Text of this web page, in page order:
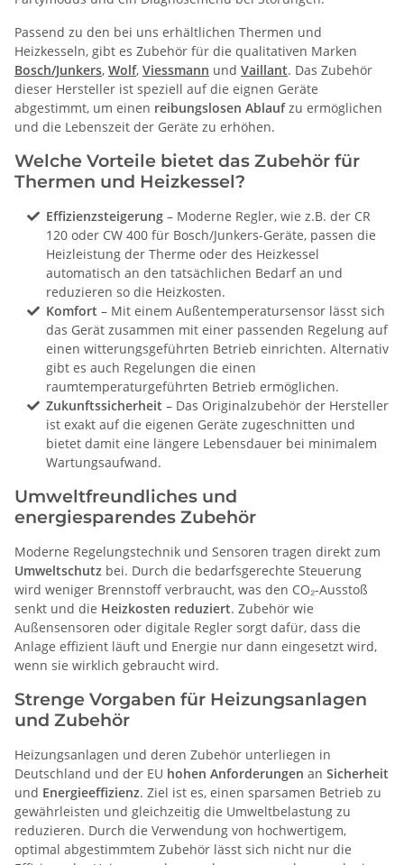
Passend zu den bei uns erhältlichen Thermen und
Heizkesseln, gibt es Zubehör für die qualitativen Marken
Bosch/Junkers, Wolf, Viessmann und Vaillant. Das Zubehör
dieser Hersteller ist speziell auf die eignen Geräte
abgestimmt, um einen reibungslosen Ablaufzu ermöglichen
und die Lebenszeit der Geräte zu erhöhen.
Welche Vorteile bietet das Zubehör für
Thermen und Heizkessel?
Effizienzsteigerung – Moderne Regler, wie z.B. der CR
120 oder CW 400 für Bosch/Junkers-Geräte, passen die
Heizleistung der Therme oder des Heizkessel
automatisch an den tatsächlichen Bedarf an und
reduzieren so die Heizkosten.
Komfort – Mit einem Außentemperatursensor lässt sich
das Gerät zusammen mit einer passenden Regelung auf
einen witterungsgeführten Betrieb einrichten. Alternativ
gibt es auch Regelungen die einen
raumtemperaturgeführten Betrieb ermöglichen.
Zukunftssicherheit – Das Originalzubehör der Hersteller
ist exakt auf die eigenen Geräte zugeschnitten und
bietet damit eine längere Lebensdauer bei minimalem
Wartungsaufwand.
Umweltfreundliches und
energiesparendes Zubehör
Moderne Regelungstechnik und Sensoren tragen direkt zum
Umweltschutz bei. Durch die bedarfsgerechte Steuerung
wird weniger Brennstoff verbraucht, was den CO₂-Ausstoß
senkt und die Heizkosten reduziert. Zubehör wie
Außensensoren oder digitale Regler sorgt dafür, dass die
Anlage effizient läuft und Energie nur dann eingesetzt wird,
wenn sie wirklich gebraucht wird.
Strenge Vorgaben für Heizungsanlagen
und Zubehör
Heizungsanlagen und deren Zubehör unterliegen in
Deutschland und der EU hohen Anforderungen an Sicherheit
und Energieeffizienz. Ziel ist es, einen sparsamen Betrieb zu
gewährleisten und gleichzeitig die Umweltbelastung zu
reduzieren. Durch die Verwendung von hochwertigem,
optimal abgestimmtem Zubehör lässt sich nicht nur die